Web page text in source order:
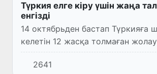
Түркия елге кіру үшін жаңа
енгізді
14 октябрьден бастап Түркияға
келетін 12 жасқа толмаған
SARS-COV-2 теріс ПТР
қабылданады. Айта кету керек,
2641